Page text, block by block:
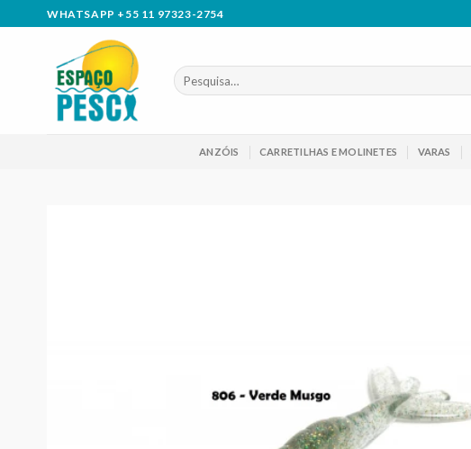
to
WHATSAPP +55 11 97323-2754
Pesquisar
por:
ANZÓIS CARRETILHAS E MOLINETES VARAS